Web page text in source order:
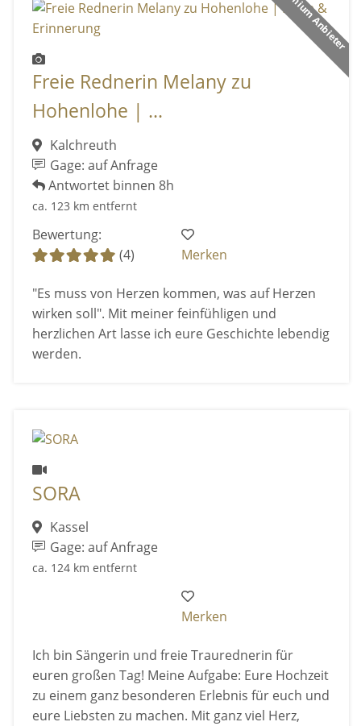
Premium Anbieter
Freie Rednerin Melany zu
Hohenlohe | ...
Kalchreuth
Gage: auf Anfrage
Antwortet binnen 8h
ca. 123 km entfernt
Bewertung:
(4)
Merken
"Es muss von Herzen kommen, was auf Herzen
wirken soll". Mit meiner feinfühligen und
herzlichen Art lasse ich eure Geschichte lebendig
werden.
SORA
Kassel
Gage: auf Anfrage
ca. 124 km entfernt
Merken
Ich bin Sängerin und freie Traurednerin für
euren großen Tag! Meine Aufgabe: Eure Hochzeit
zu einem ganz besonderen Erlebnis für euch und
eure Liebsten zu machen. Mit ganz viel Herz,